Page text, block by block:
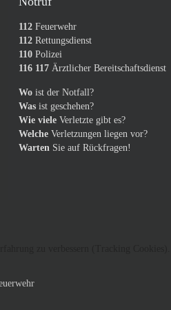
112Feuerwehr
112Rettungsdienst
110Polizei
116 117Ärztlicher Bereitschaftsdienst
Woist der Notfall?
Wasist geschehen?
Wie vieleVerletzte gibt es?
WelcheVerletzungen liegen vor?
WartenSie auf Rückfragen!
zu verbessern (Tracking Cookies).